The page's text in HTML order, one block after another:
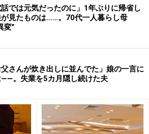
方へ行くと、どのホテルに泊まるの
自分が泊まるホテルと違っている場
とされるホテルの周りをうろうろし
テルをチェックしたりする。
ることも
バシーがありますからね、古参のフ
てあげればいいのにと言っているけ
話では元気だったのに」1年ぶりに帰省し
が見たものは……。70代一人暮らし母
変”
父さんが炊き出しに並んでた」娘の一言に
。失業を5カ月隠し続けた夫